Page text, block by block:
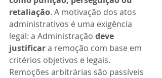
retaliação. A motivação dos atos
administrativos é uma exigência
legal: a Administração deve
justificar a remoção com base em
critérios objetivos e legais.
Remoções arbitrárias são passíveis